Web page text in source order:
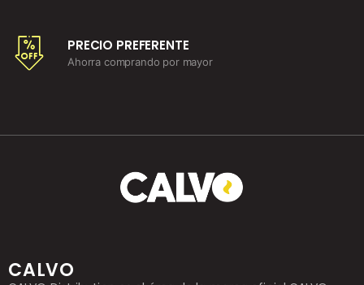
PRECIO PREFERENTE
Ahorra comprando por mayor
CALVO